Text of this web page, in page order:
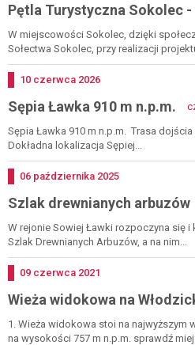
Pętla Turystyczna Sokolec
W miejscowości Sokolec, dzięki
Sołectwa Sokolec, przy realizacji
Dodano
10 czerwca 2026
Sępia Ławka 910 m n.p.m.
Sępia Ławka 910 m n.p.m. Trasa
Dokładna lokalizacja Sępiej...
Dodano
06 października 2025
Szlak drewnianych arbuzów
W rejonie Sowiej Ławki rozpoczyna się i
Szlak Drewnianych Arbuzów, a na nim...
Dodano
09 czerwca 2021
Wieża widokowa na
1. Wieża widokowa stoi na najwyższym
na wysokości 757 m n.p.m. sprawdź